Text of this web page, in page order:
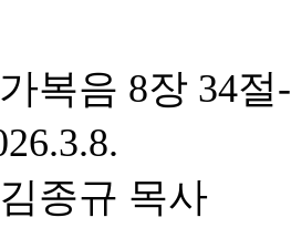
복음 8장 34절
종규 목사